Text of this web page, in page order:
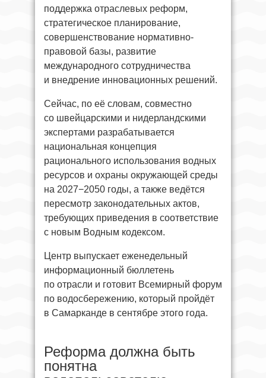
поддержка отраслевых реформ,
стратегическое планирование,
совершенствование нормативно-
правовой базы, развитие
международного сотрудничества
и внедрение инновационных решений.
Сейчас, по её словам, совместно
со швейцарскими и нидерландскими
экспертами разрабатывается
национальная концепция
рационального использования водных
ресурсов и охраны окружающей среды
на 2027−2050 годы, а также ведётся
пересмотр законодательных актов,
требующих приведения в соответствие
с новым Водным кодексом.
Центр выпускает еженедельный
информационный бюллетень
по отрасли и готовит Всемирный форум
по водосбережению, который пройдёт
в Самарканде в сентябре этого года.
Реформа должна быть
понятна